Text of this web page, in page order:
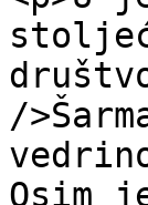
/
Osim